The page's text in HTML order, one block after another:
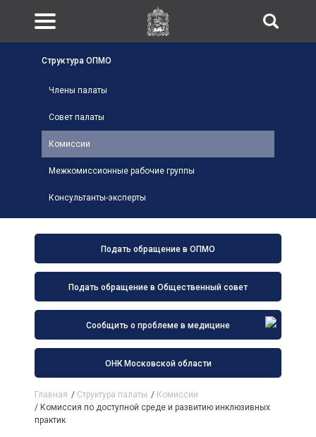
Подать обращение в ОПМО
Подать обращение в Общественный совет
Сообщить о проблеме в медицине
ОНК Московской области
Структура ОПМО
Члены палаты
Совет палаты
Комиссии
Межкомиссионные рабочие группы
Консультанты-эксперты
Главная / Структура палаты / Комиссии
/ Комиссия по доступной среде и развитию инклюзивных
практик